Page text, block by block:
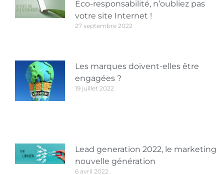
Eco-responsabilité, n’oubliez pas
votre site Internet !
27 septembre 2022
Les marques doivent-elles être
engagées ?
19 juillet 2022
Lead generation 2022, le marketing
nouvelle génération
6 avril 2022